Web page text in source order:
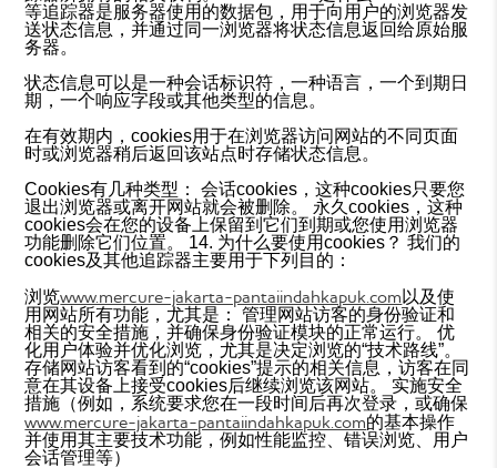
等追踪器是服务器使用的数据包，用于向用户的浏览器发
送状态信息，并通过同一浏览器将状态信息返回给原始服
务器。
状态信息可以是一种会话标识符，一种语言，一个到期日
期，一个响应字段或其他类型的信息。
在有效期内，cookies用于在浏览器访问网站的不同页面
时或浏览器稍后返回该站点时存储状态信息。
Cookies有几种类型： 会话cookies，这种cookies只要您
退出浏览器或离开网站就会被删除。 永久cookies，这种
cookies会在您的设备上保留到它们到期或您使用浏览器
功能删除它们位置。 14. 为什么要使用cookies？ 我们的
cookies及其他追踪器主要用于下列目的：
浏览www.mercure-jakarta-pantaiindahkapuk.com 以及使
用网站所有功能，尤其是： 管理网站访客的身份验证和
相关的安全措施，并确保身份验证模块的正常运行。 优
化用户体验并优化浏览，尤其是决定浏览的“技术路线”。
存储网站访客看到的“cookies”提示的相关信息，访客在同
意在其设备上接受cookies后继续浏览该网站。 实施安全
措施（例如，系统要求您在一段时间后再次登录，或确保
www.mercure-jakarta-pantaiindahkapuk.com的基本操作
并使用其主要技术功能，例如性能监控、错误浏览、用户
会话管理等）